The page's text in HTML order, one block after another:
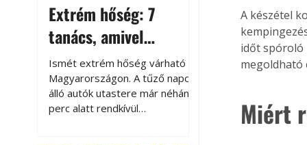
Extrém hőség: 7
tanács, amivel
megóvhatjuk
autónkat a nyári
károktól
Ismét extrém hőség várható
Magyarországon. A tűző napon
álló autók utastere már néhány
perc alatt rendkívül
A készétel
időt spóroló
megoldható
Miért